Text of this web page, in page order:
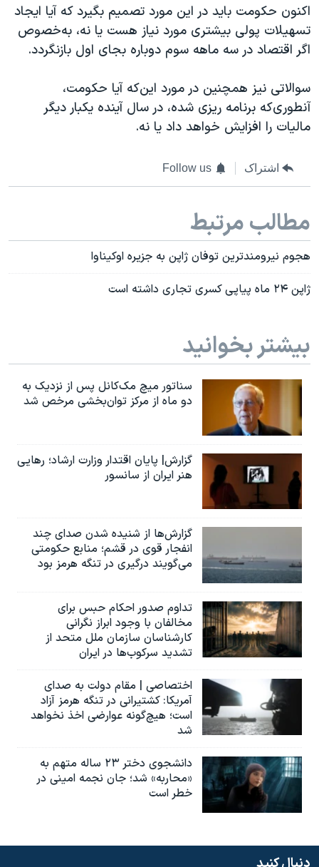
اکنون حکومت بايد در اين مورد تصميم بگيرد که آيا ايجاد
تسهيلات پولی بیشتری مورد نیاز هست يا نه، به‌خصوص
اگر اقتصاد در سه ماهه سوم دوباره بجای اول بازنگردد.
سوالاتی نيز همچنین در مورد این‌که آیا حکومت،
آنطوری‌که برنامه ریزی شده، در سال آينده يکبار ديگر
ماليات را افزایش خواهد داد يا نه.
اشتراک Follow us
مطالب مرتبط
هجوم نیرومندترین توفان ژاپن به جزیره اوکیناوا
ژاپن ۲۴ ماه پياپی کسری تجاری داشته است
بیشتر بخوانید
سناتور میچ مک‌کانل پس از نزدیک به
دو ماه از مرکز توان‌بخشی مرخص شد
گزارش| پایان اقتدار وزارت ارشاد؛ رهایی
هنر ایران از سانسور
گزارش‌ها از شنیده شدن صدای چند
انفجار قوی در قشم؛ منابع حکومتی
می‌گویند درگیری در تنگه هرمز بود
تداوم صدور احکام حبس برای
مخالفان با وجود ابراز نگرانی
کارشناسان سازمان ملل متحد از
تشدید سرکوب‌ها در ایران
اختصاصی | مقام دولت به صدای
آمریکا: کشتیرانی در تنگه هرمز آزاد
است؛ هیچ‌گونه عوارضی اخذ نخواهد
شد
دانشجوی دختر ۲۳ ساله متهم به
«محاربه» شد؛ جان نجمه امینی در
خطر است